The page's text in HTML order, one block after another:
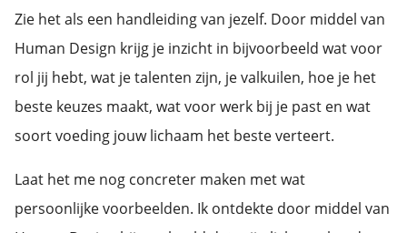
Zie het als een handleiding van jezelf. Door middel van
Human Design krijg je inzicht in bijvoorbeeld wat voor
rol jij hebt, wat je talenten zijn, je valkuilen, hoe je het
beste keuzes maakt, wat voor werk bij je past en wat
soort voeding jouw lichaam het beste verteert.
Laat het me nog concreter maken met wat
persoonlijke voorbeelden. Ik ontdekte door middel van